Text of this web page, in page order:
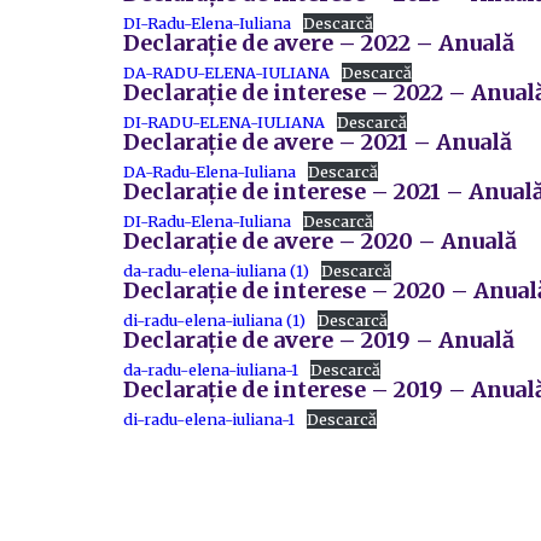
DI-Radu-Elena-Iuliana Descarcă
Declarație de avere – 2022 – Anuală
DA-RADU-ELENA-IULIANA Descarcă
Declarație de interese – 2022 –
DI-RADU-ELENA-IULIANA Descarcă
Declarație de avere – 2021 – Anuală
DA-Radu-Elena-Iuliana Descarcă
Declarație de interese – 2021 –
DI-Radu-Elena-Iuliana Descarcă
Declarație de avere – 2020 – Anuală
da-radu-elena-iuliana (1) Descarcă
Declarație de interese – 2020 –
di-radu-elena-iuliana (1) Descarcă
Declarație de avere – 2019 – Anuală
da-radu-elena-iuliana-1 Descarcă
Declarație de interese – 2019 –
di-radu-elena-iuliana-1 Descarcă